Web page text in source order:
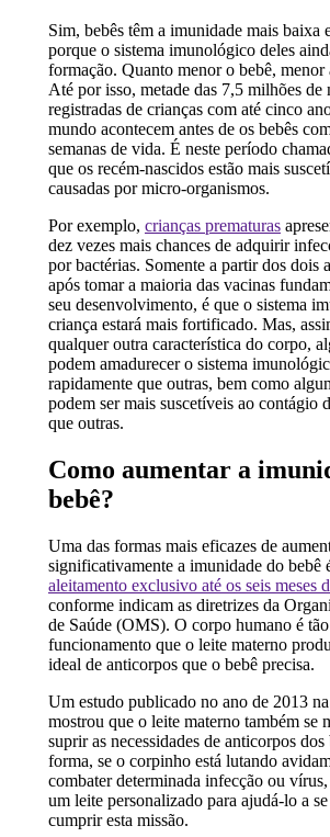
Sim, bebês têm a imunidade mais baixa
porque o sistema imunológico deles
formação. Quanto menor o bebê, menor
Até por isso, metade das 7,5 milhões de
registradas de crianças com até cinco
mundo acontecem antes de os bebês
semanas de vida. É neste período
que os recém-nascidos estão mais
causadas por micro-organismos.
Por exemplo, crianças prematuras
dez vezes mais chances de adquirir
por bactérias. Somente a partir dos dois
após tomar a maioria das vacinas
seu desenvolvimento, é que o sistema
criança estará mais fortificado. Mas,
qualquer outra característica do corpo,
podem amadurecer o sistema
rapidamente que outras, bem como
podem ser mais suscetíveis ao contágio
que outras.
Como aumentar a
bebê?
Uma das formas mais eficazes de
significativamente a imunidade do bebê
aleitamento exclusivo até os seis meses
conforme indicam as diretrizes da
de Saúde (OMS). O corpo humano é
funcionamento que o leite materno
ideal de anticorpos que o bebê precisa.
Um estudo publicado no ano de 2013
mostrou que o leite materno também se
suprir as necessidades de anticorpos dos
forma, se o corpinho está lutando
combater determinada infecção ou
um leite personalizado para ajudá-lo a
cumprir esta missão.